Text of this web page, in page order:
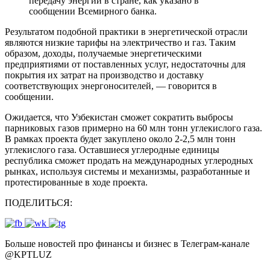
сообщении Всемирного банка.
Результатом подобной практики в энергетической отрасли
являются низкие тарифы на электричество и газ. Таким
образом, доходы, получаемые энергетическими
предприятиями от поставленных услуг, недостаточны для
покрытия их затрат на производство и доставку
соответствующих энергоносителей, — говорится в
сообщении.
Ожидается, что Узбекистан сможет сократить выбросы
парниковых газов примерно на 60 млн тонн углекислого газа.
В рамках проекта будет закуплено около 2-2,5 млн тонн
углекислого газа. Оставшиеся углеродные единицы
республика сможет продать на международных углеродных
рынках, используя системы и механизмы, разработанные и
протестированные в ходе проекта.
ПОДЕЛИТЬСЯ:
Больше новостей про финансы и бизнес в Телеграм-канале
@KPTLUZ